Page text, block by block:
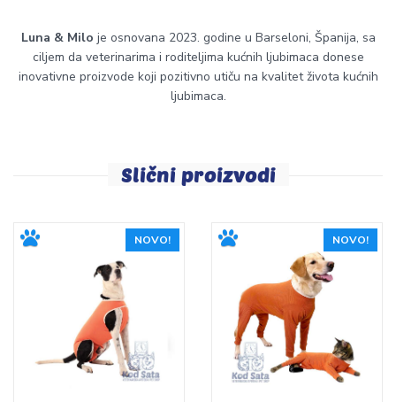
Luna & Milo je osnovana 2023. godine u Barseloni, Španija, sa
ciljem da veterinarima i roditeljima kućnih ljubimaca donese
inovativne proizvode koji pozitivno utiču na kvalitet života kućnih
ljubimaca.
Slični proizvodi
NOVO! NOVO!